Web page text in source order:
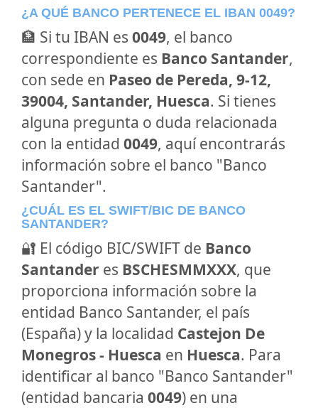
¿A QUÉ BANCO PERTENECE EL IBAN 0049?
🏦 Si tu IBAN es 0049, el banco
correspondiente es Banco Santander,
con sede en Paseo de Pereda, 9-12,
39004, Santander, Huesca. Si tienes
alguna pregunta o duda relacionada
con la entidad 0049, aquí encontrarás
información sobre el banco "Banco
Santander".
¿CUÁL ES EL SWIFT/BIC DE BANCO
SANTANDER?
🔐 El código BIC/SWIFT de Banco
Santander es BSCHESMMXXX, que
proporciona información sobre la
entidad Banco Santander, el país
(España) y la localidad Castejon De
Monegros - Huesca en Huesca. Para
identificar al banco "Banco Santander"
(entidad bancaria 0049) en una